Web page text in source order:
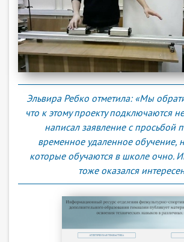
Эльвира Ребко отметила: «Мы
что к этому проекту подключаются
написал заявление с просьбой
временное удаленное обучение,
которые обучаются в школе очно.
тоже оказался